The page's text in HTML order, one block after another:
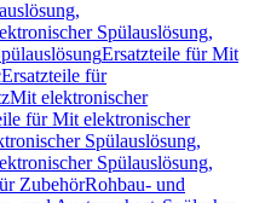
Spülauslösung,
Ersatzteile für Mit
Ersatzteile für
Mit elektronischer
für Mit elektronischer
Spülauslösung,
Spülauslösung,
ZubehörRohbau- und